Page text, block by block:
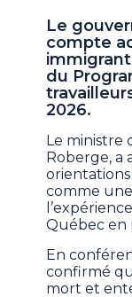
Le
compte
du
2026.
Le ministre
Roberge, a
comme
Québec en
En
confirmé
mort et